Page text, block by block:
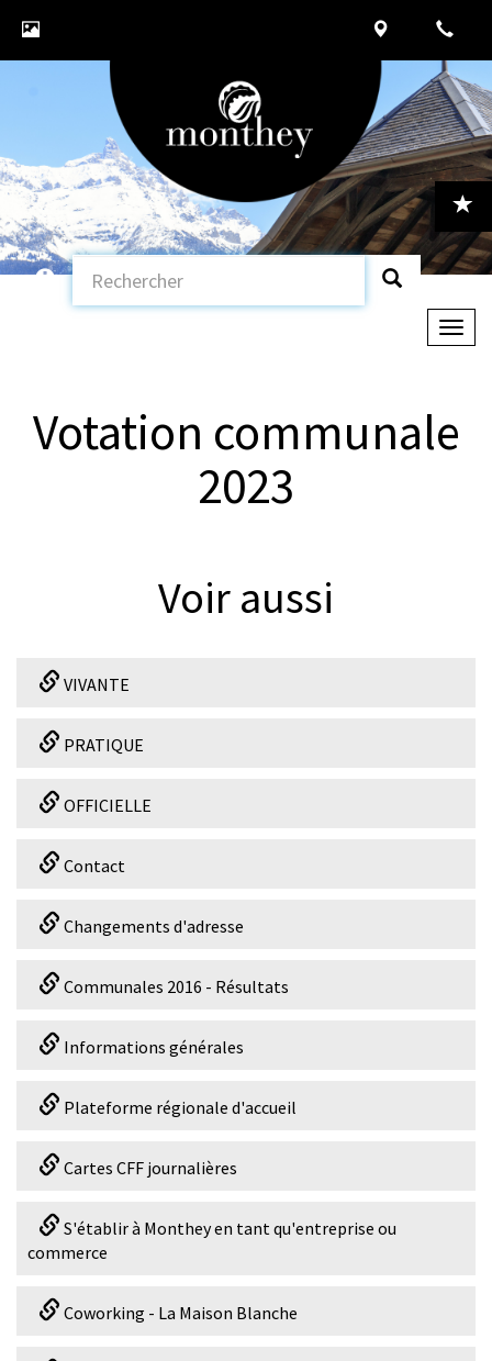
Votation communale
2023
Voir aussi
VIVANTE
PRATIQUE
OFFICIELLE
Contact
Changements d'adresse
Communales 2016 - Résultats
Informations générales
Plateforme régionale d'accueil
Cartes CFF journalières
S'établir à Monthey en tant qu'entreprise ou
commerce
Coworking - La Maison Blanche